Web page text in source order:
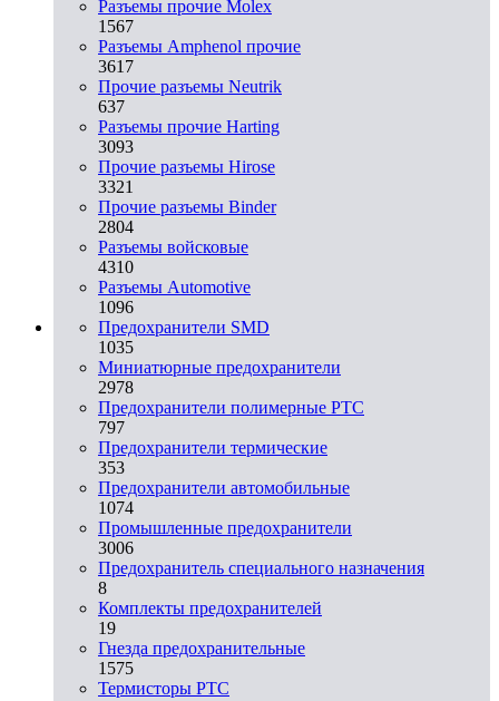
Разъемы прочие Molex
1567
Разъемы Amphenol прочие
3617
Прочие разъемы Neutrik
637
Разъемы прочие Harting
3093
Прочие разъемы Hirose
3321
Прочие разъемы Binder
2804
Разъемы войсковые
4310
Разъeмы Automotive
1096
Предохранители SMD
1035
Миниатюрные предохранители
2978
Предохранители полимерные PTC
797
Предохранители термические
353
Предохранители автомобильные
1074
Промышленные предохранители
3006
Предохранитель специального назначения
8
Комплекты предохранителей
19
Гнезда предохранительные
1575
Термисторы PTC